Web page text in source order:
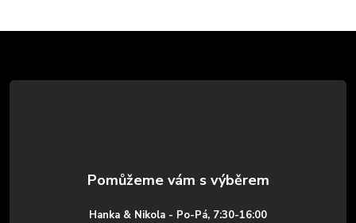
á
Hanka & Nikola - Po-Pá, 7:30-16:00